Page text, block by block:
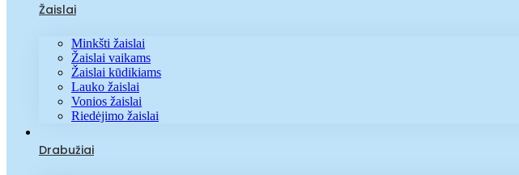
Žaislai
Minkšti žaislai
Žaislai vaikams
Žaislai kūdikiams
Lauko žaislai
Vonios žaislai
Riedėjimo žaislai
Drabužiai